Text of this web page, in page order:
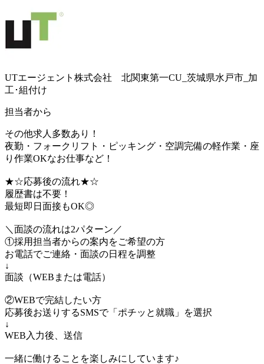
UTエージェント株式会社 北関東第一CU_茨城県水戸市_加
工･組付け
担当者から
その他求人多数あり！
夜勤・フォークリフト・ピッキング・空調完備の軽作業・座
り作業OKなお仕事など！
★☆応募後の流れ★☆
履歴書は不要！
最短即日面接もOK◎
＼面談の流れは2パターン／
①採用担当者からの案内をご希望の方
お電話でご連絡・面談の日程を調整
↓
面談（WEBまたは電話）
②WEBで完結したい方
応募後お送りするSMSで「ポチッと就職」を選択
↓
WEB入力後、送信
一緒に働けることを楽しみにしています♪